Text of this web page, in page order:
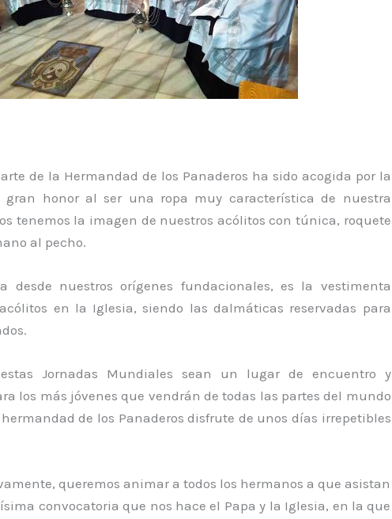
de la Hermandad de los Panaderos ha sido acogida por la
gran honor al ser una ropa muy característica de nuestra
tenemos la imagen de nuestros acólitos con túnica, roquete
al pecho.
desde nuestros orígenes fundacionales, es la vestimenta
en la Iglesia, siendo las dalmáticas reservadas para
estas Jornadas Mundiales sean un lugar de encuentro y
los más jóvenes que vendrán de todas las partes del mundo
de los Panaderos disfrute de unos días irrepetibles
queremos animar a todos los hermanos a que asistan
convocatoria que nos hace el Papa y la Iglesia, en la que